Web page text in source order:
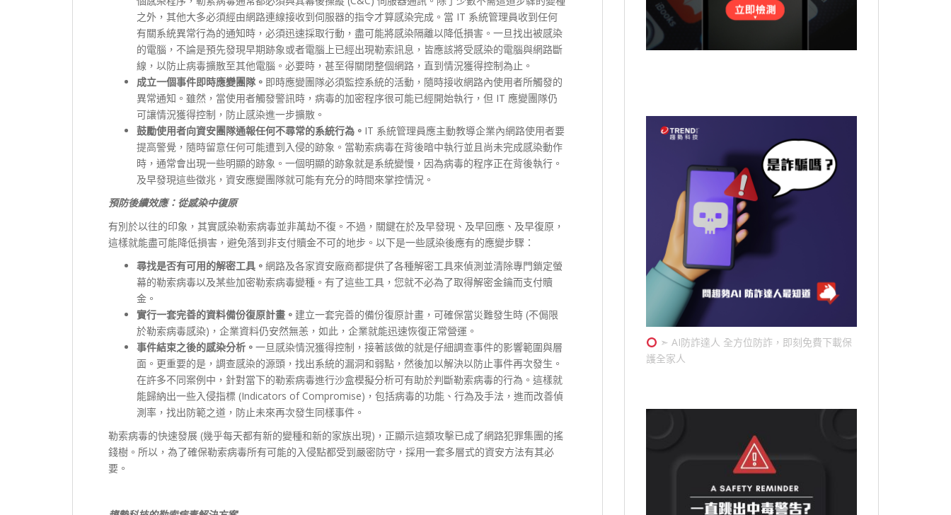
之外，其他大多必須經由網路連線接收到伺服器的指令才算感染完成。當 IT 系統管理員收到任何
有關系統異常行為的通知時，必須迅速採取行動，盡可能將感染隔離以降低損害。一旦找出被感染
的電腦，不論是預先發現早期跡象或者電腦上已經出現勒索訊息，皆應該將受感染的電腦與網路斷
線，以防止病毒擴散至其他電腦。必要時，甚至得關閉整個網路，直到情況獲得控制為止。
成立一個事件即時應變團隊。 即時應變團隊必須監控系統的活動，隨時接收網路內使用者所觸發的
異常通知。雖然，當使用者觸發警訊時，病毒的加密程序很可能已經開始執行，但 IT 應變團隊仍
可讓情況獲得控制，防止感染進一步擴散。
鼓勵使用者向資安團隊通報任何不尋常的系統行為。 IT 系統管理員應主動教導企業內網路使用者要
提高警覺，隨時留意任何可能遭到入侵的跡象。當勒索病毒在背後暗中執行並且尚未完成感染動作
時，通常會出現一些明顯的跡象。一個明顯的跡象就是系統變慢，因為病毒的程序正在背後執行。
及早發現這些徵兆，資安應變團隊就可能有充分的時間來掌控情況。
預防後續效應：從感染中復原
有別於以往的印象，其實感染勒索病毒並非萬劫不復。不過，關鍵在於及早發現、及早回應、及早復原，
這樣就能盡可能降低損害，避免落到非支付贖金不可的地步。以下是一些感染後應有的應變步驟：
尋找是否有可用的解密工具。 網路及各家資安廠商都提供了各種解密工具來偵測並清除專門鎖定螢
幕的勒索病毒以及某些加密勒索病毒變種。有了這些工具，您就不必為了取得解密金鑰而支付贖
金。
實行一套完善的資料備份復原計畫。 建立一套完善的備份復原計畫，可確保當災難發生時 (不侷限
於勒索病毒感染)，企業資料仍安然無恙，如此，企業就能迅速恢復正常營運。
事件結束之後的感染分析。 一旦感染情況獲得控制，接著該做的就是仔細調查事件的影響範圍與層
面。更重要的是，調查感染的源頭，找出系統的漏洞和弱點，然後加以解決以防止事件再次發生。
在許多不同案例中，針對當下的勒索病毒進行沙盒模擬分析可有助於判斷勒索病毒的行為。這樣就
能歸納出一些入侵指標 (Indicators of Compromise)，包括病毒的功能、行為及手法，進而改善偵
測率，找出防範之道，防止未來再次發生同樣事件。
勒索病毒的快速發展 (幾乎每天都有新的變種和新的家族出現)，正顯示這類攻擊已成了網路犯罪集團的搖
錢樹。所以，為了確保勒索病毒所有可能的入侵點都受到嚴密防守，採用一套多層式的資安方法有其必
要。
➣ AI防詐達人 全方位防詐，即刻免費下載保
護全家人